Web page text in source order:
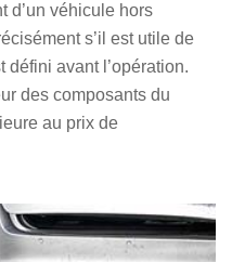
d’un véhicule hors
s’il est utile de
défini avant l’opération.
des composants du
au prix de